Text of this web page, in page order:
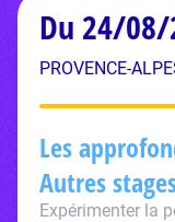
Du 24/
PROVENCE-
Les
Autres
Expérimenter la